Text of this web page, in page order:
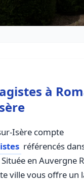
à
Isère compte
référencés
en Auvergne
ville vous offre un